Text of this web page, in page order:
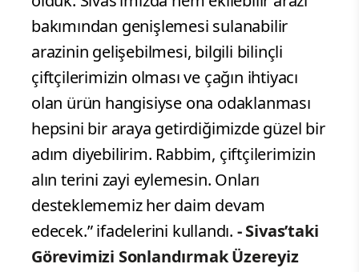
bakımından genişlemesi sulanabilir
arazinin gelişebilmesi, bilgili bilinçli
çiftçilerimizin olması ve çağın ihtiyacı
olan ürün hangisiyse ona odaklanması
hepsini bir araya getirdiğimizde güzel bir
adım diyebilirim. Rabbim, çiftçilerimizin
alın terini zayi eylemesin. Onları
desteklememiz her daim devam
edecek.” ifadelerini kullandı. - Sivas’taki
Görevimizi Sonlandırmak Üzereyiz